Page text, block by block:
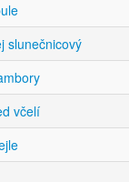
slunečnicový
včelí